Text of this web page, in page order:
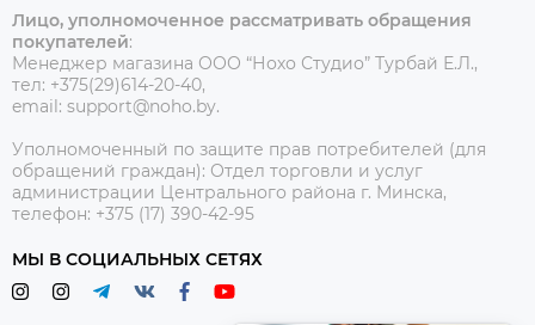
Лицо, уполномоченное рассматривать обращения
покупателей:
Менеджер магазина ООО “Нохо Студио” Турбай Е.Л.,
тел: +375(29)614-20-40,
email: support@noho.by.
Уполномоченный по защите прав потребителей (для
обращений граждан): Отдел торговли и услуг
администрации Центрального района г. Минска,
телефон: +375 (17) 390-42-95
МЫ В СОЦИАЛЬНЫХ СЕТЯХ